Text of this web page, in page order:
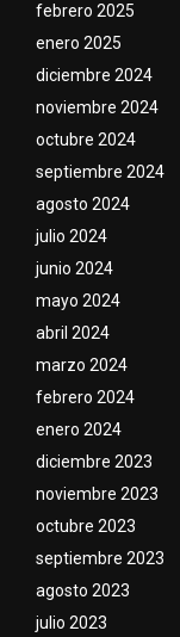
febrero 2025
enero 2025
diciembre 2024
noviembre 2024
octubre 2024
septiembre 2024
agosto 2024
julio 2024
junio 2024
mayo 2024
abril 2024
marzo 2024
febrero 2024
enero 2024
diciembre 2023
noviembre 2023
octubre 2023
septiembre 2023
agosto 2023
julio 2023